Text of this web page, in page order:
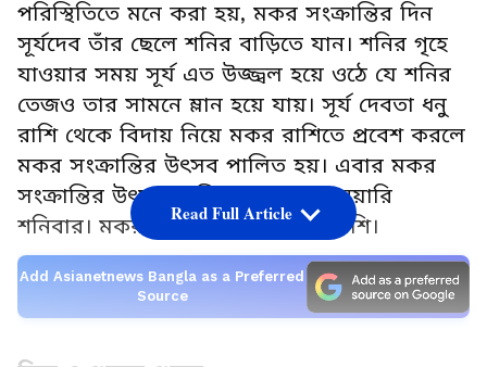
পরিস্থিতিতে মনে করা হয়, মকর সংক্রান্তির দিন
সূর্যদেব তাঁর ছেলে শনির বাড়িতে যান। শনির গৃহে
যাওয়ার সময় সূর্য এত উজ্জ্বল হয়ে ওঠে যে শনির
তেজও তার সামনে ম্লান হয়ে যায়। সূর্য দেবতা ধনু
রাশি থেকে বিদায় নিয়ে মকর রাশিতে প্রবেশ করলে
মকর সংক্রান্তির উৎসব পালিত হয়। এবার মকর
সংক্রান্তির উৎসব পালিত হবে ১৪ জানুয়ারি
শনিবার। মকর রাশি হল শনিদেবের রাশি।
Add Asianetnews Bangla as a Preferred
Source
Read Full Article